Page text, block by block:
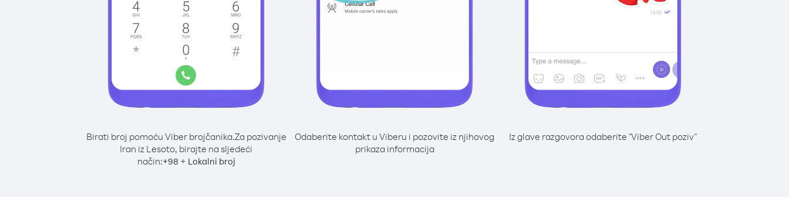
Birati broj pomoću Viber brojčanika.Za pozivanje
Iran iz Lesoto, birajte na sljedeći
način:+98 + Lokalni broj
Odaberite kontakt u Viberu i pozovite iz njihovog
prikaza informacija
Iz glave razgovora odaberite "Viber Out poziv"